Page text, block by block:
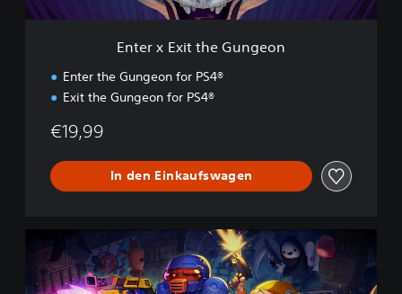
h
Enter x Exit the Gungeon
Enter the Gungeon for PS4®
Exit the Gungeon for PS4®
€19,99
In den Einkaufswagen
e